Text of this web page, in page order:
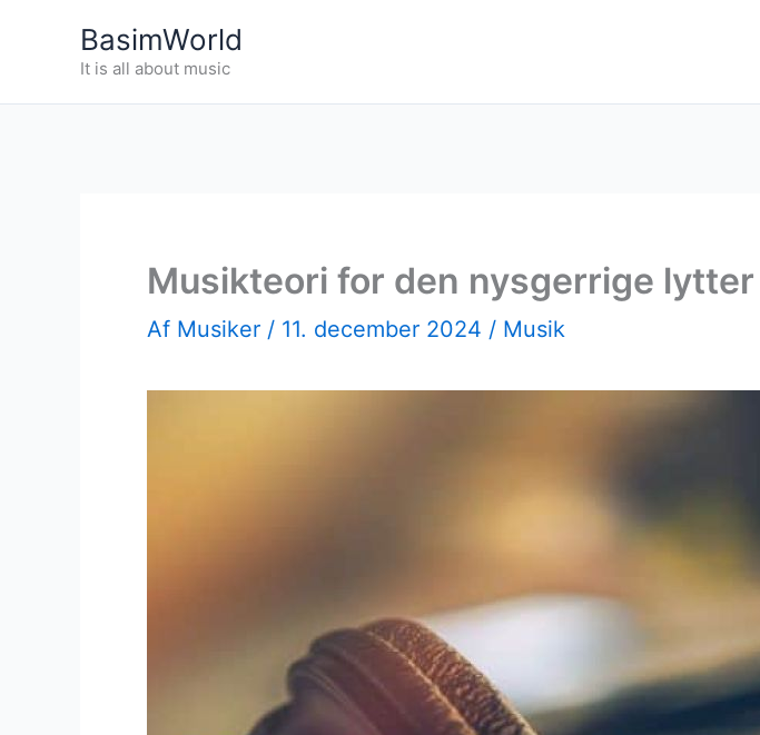
BasimWorld
It is all about music
Musikteori for den nysgerrige lytter
Af Musiker / 11. december 2024 / Musik